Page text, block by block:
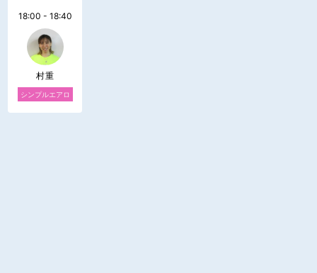
18:00 - 18:40
村重
シンプルエアロ